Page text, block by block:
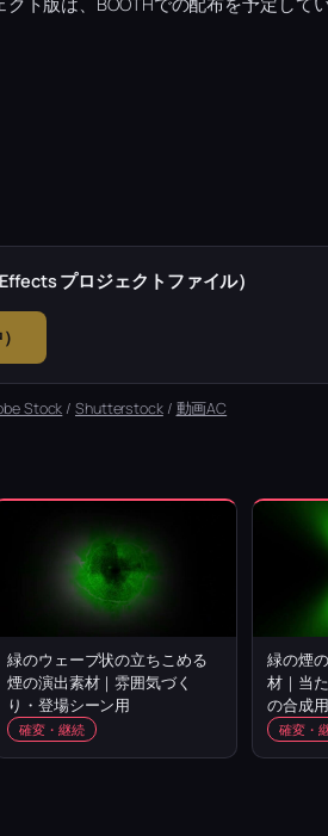
プロジェクトファイル）
Stock /Shutterstock/ 動画AC
緑のウェーブ状の立ちこめる
煙の演出素材｜雰囲気づく
り・登場シーン用
確変・継続
緑の煙
材｜当
の合成用
確変・